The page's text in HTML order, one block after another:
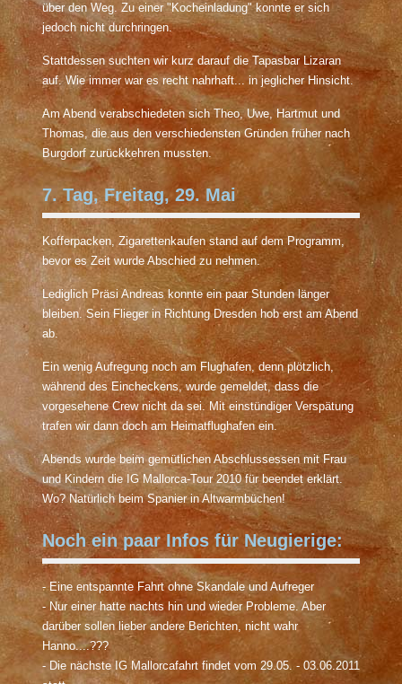
über den Weg. Zu einer "Kocheinladung" konnte er sich
jedoch nicht durchringen.
Stattdessen suchten wir kurz darauf die Tapasbar Lizaran
auf. Wie immer war es recht nahrhaft... in jeglicher Hinsicht.
Am Abend verabschiedeten sich Theo, Uwe, Hartmut und
Thomas, die aus den verschiedensten Gründen früher nach
Burgdorf zurückkehren mussten.
7. Tag, Freitag, 29. Mai
Kofferpacken, Zigarettenkaufen stand auf dem Programm,
bevor es Zeit wurde Abschied zu nehmen.
Lediglich Präsi Andreas konnte ein paar Stunden länger
bleiben. Sein Flieger in Richtung Dresden hob erst am Abend
ab.
Ein wenig Aufregung noch am Flughafen, denn plötzlich,
während des Eincheckens, wurde gemeldet, dass die
vorgesehene Crew nicht da sei. Mit einstündiger Verspätung
trafen wir dann doch am Heimatflughafen ein.
Abends wurde beim gemütlichen Abschlussessen mit Frau
und Kindern die IG Mallorca-Tour 2010 für beendet erklärt.
Wo? Natürlich beim Spanier in Altwarmbüchen!
Noch ein paar Infos für Neugierige:
- Eine entspannte Fahrt ohne Skandale und Aufreger
- Nur einer hatte nachts hin und wieder Probleme. Aber
darüber sollen lieber andere Berichten, nicht wahr
Hanno....???
- Die nächste IG Mallorcafahrt findet vom 29.05. - 03.06.2011